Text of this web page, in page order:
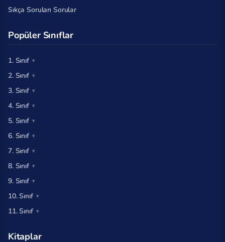
Sıkça Sorulan Sorular
Popüler Sınıflar
1. Sınıf
2. Sınıf
3. Sınıf
4. Sınıf
5. Sınıf
6. Sınıf
7. Sınıf
8. Sınıf
9. Sınıf
10. Sınıf
11. Sınıf
Kitaplar